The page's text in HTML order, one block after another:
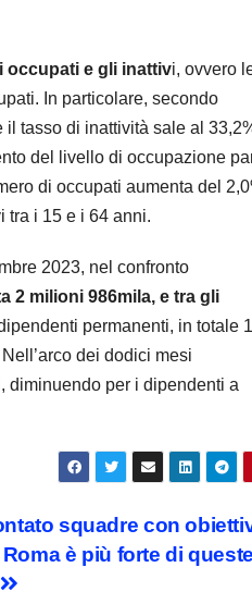
occupati e gli inattivi, ovvero
In particolare, secondo
tasso di inattività sale al
del livello di occupazione
di occupati aumenta del
tra i 15 e i 64 anni.
2023, nel confronto
2 milioni 986mila, e tra gli
permanenti, in totale
dei dodici mesi
diminuendo per i dipendenti a
squadre con
è più forte di